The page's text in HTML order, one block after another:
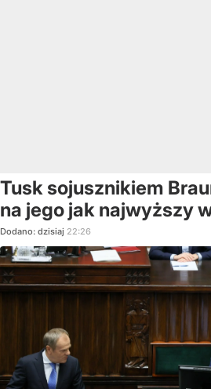
Tusk sojusznikiem
na jego jak najwyższy
Dodano: dzisiaj 22:26